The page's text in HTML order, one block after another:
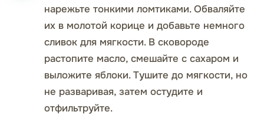
нарежьте тонкими ломтиками. Обваляйте
их в молотой корице и добавьте немного
сливок для мягкости. В сковороде
растопите масло, смешайте с сахаром и
выложите яблоки. Тушите до мягкости, но
не разваривая, затем остудите и
отфильтруйте.